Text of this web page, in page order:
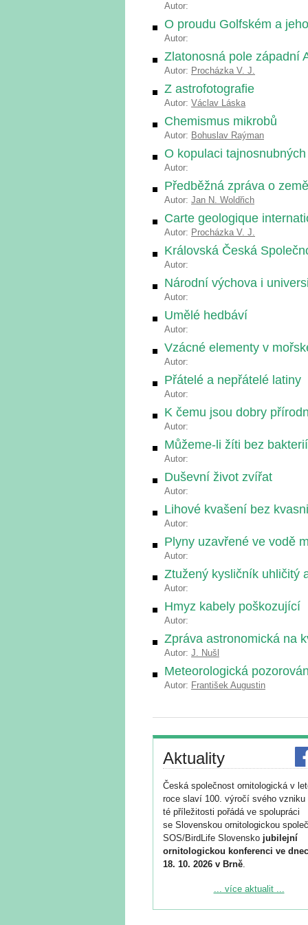
Autor:
O proudu Golfském a
Autor:
Zlatonosná pole západní
Autor: Procházka V. J.
Z astrofotografie
Autor: Václav Láska
Chemismus mikrobů
Autor: Bohuslav Raýman
O kopulaci
Autor:
Předběžná zpráva o
Autor: Jan N. Woldřich
Carte geologique
Autor: Procházka V. J.
Královská Česká
Autor:
Národní výchova i
Autor:
Umělé hedbáví
Autor:
Vzácné elementy v
Autor:
Přátelé a nepřátelé latiny
Autor:
K čemu jsou dobry
Autor:
Můžeme-li žíti bez
Autor:
Duševní život zvířat
Autor:
Lihové kvašení bez
Autor:
Plyny uzavřené ve vodě
Autor:
Ztužený kysličník uhličitý
Autor:
Hmyz kabely poškozující
Autor:
Zpráva astronomická na
Autor: J. Nušl
Meteorologická
Autor: František Augustin
Aktuality
Česká společnost ornitologická v
roce slaví 100. výročí svého vzniku
té příležitosti pořádá ve spolupráci
se Slovenskou ornitologickou
SOS/BirdLife Slovensko jubilejní
ornitologickou konferenci ve
18. 10. 2026 v Brně.
Podrobnější informace ke konferenci
... více aktualit ...